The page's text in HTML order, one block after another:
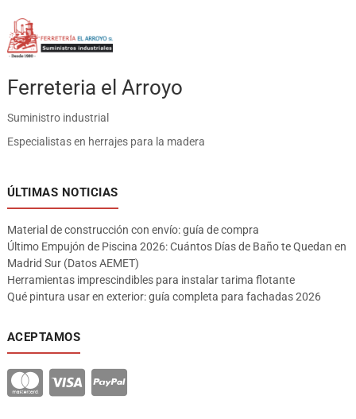
Ferreteria el Arroyo
Suministro industrial
Especialistas en herrajes para la madera
ÚLTIMAS NOTICIAS
Material de construcción con envío: guía de compra
Último Empujón de Piscina 2026: Cuántos Días de Baño te Quedan en
Madrid Sur (Datos AEMET)
Herramientas imprescindibles para instalar tarima flotante
Qué pintura usar en exterior: guía completa para fachadas 2026
ACEPTAMOS